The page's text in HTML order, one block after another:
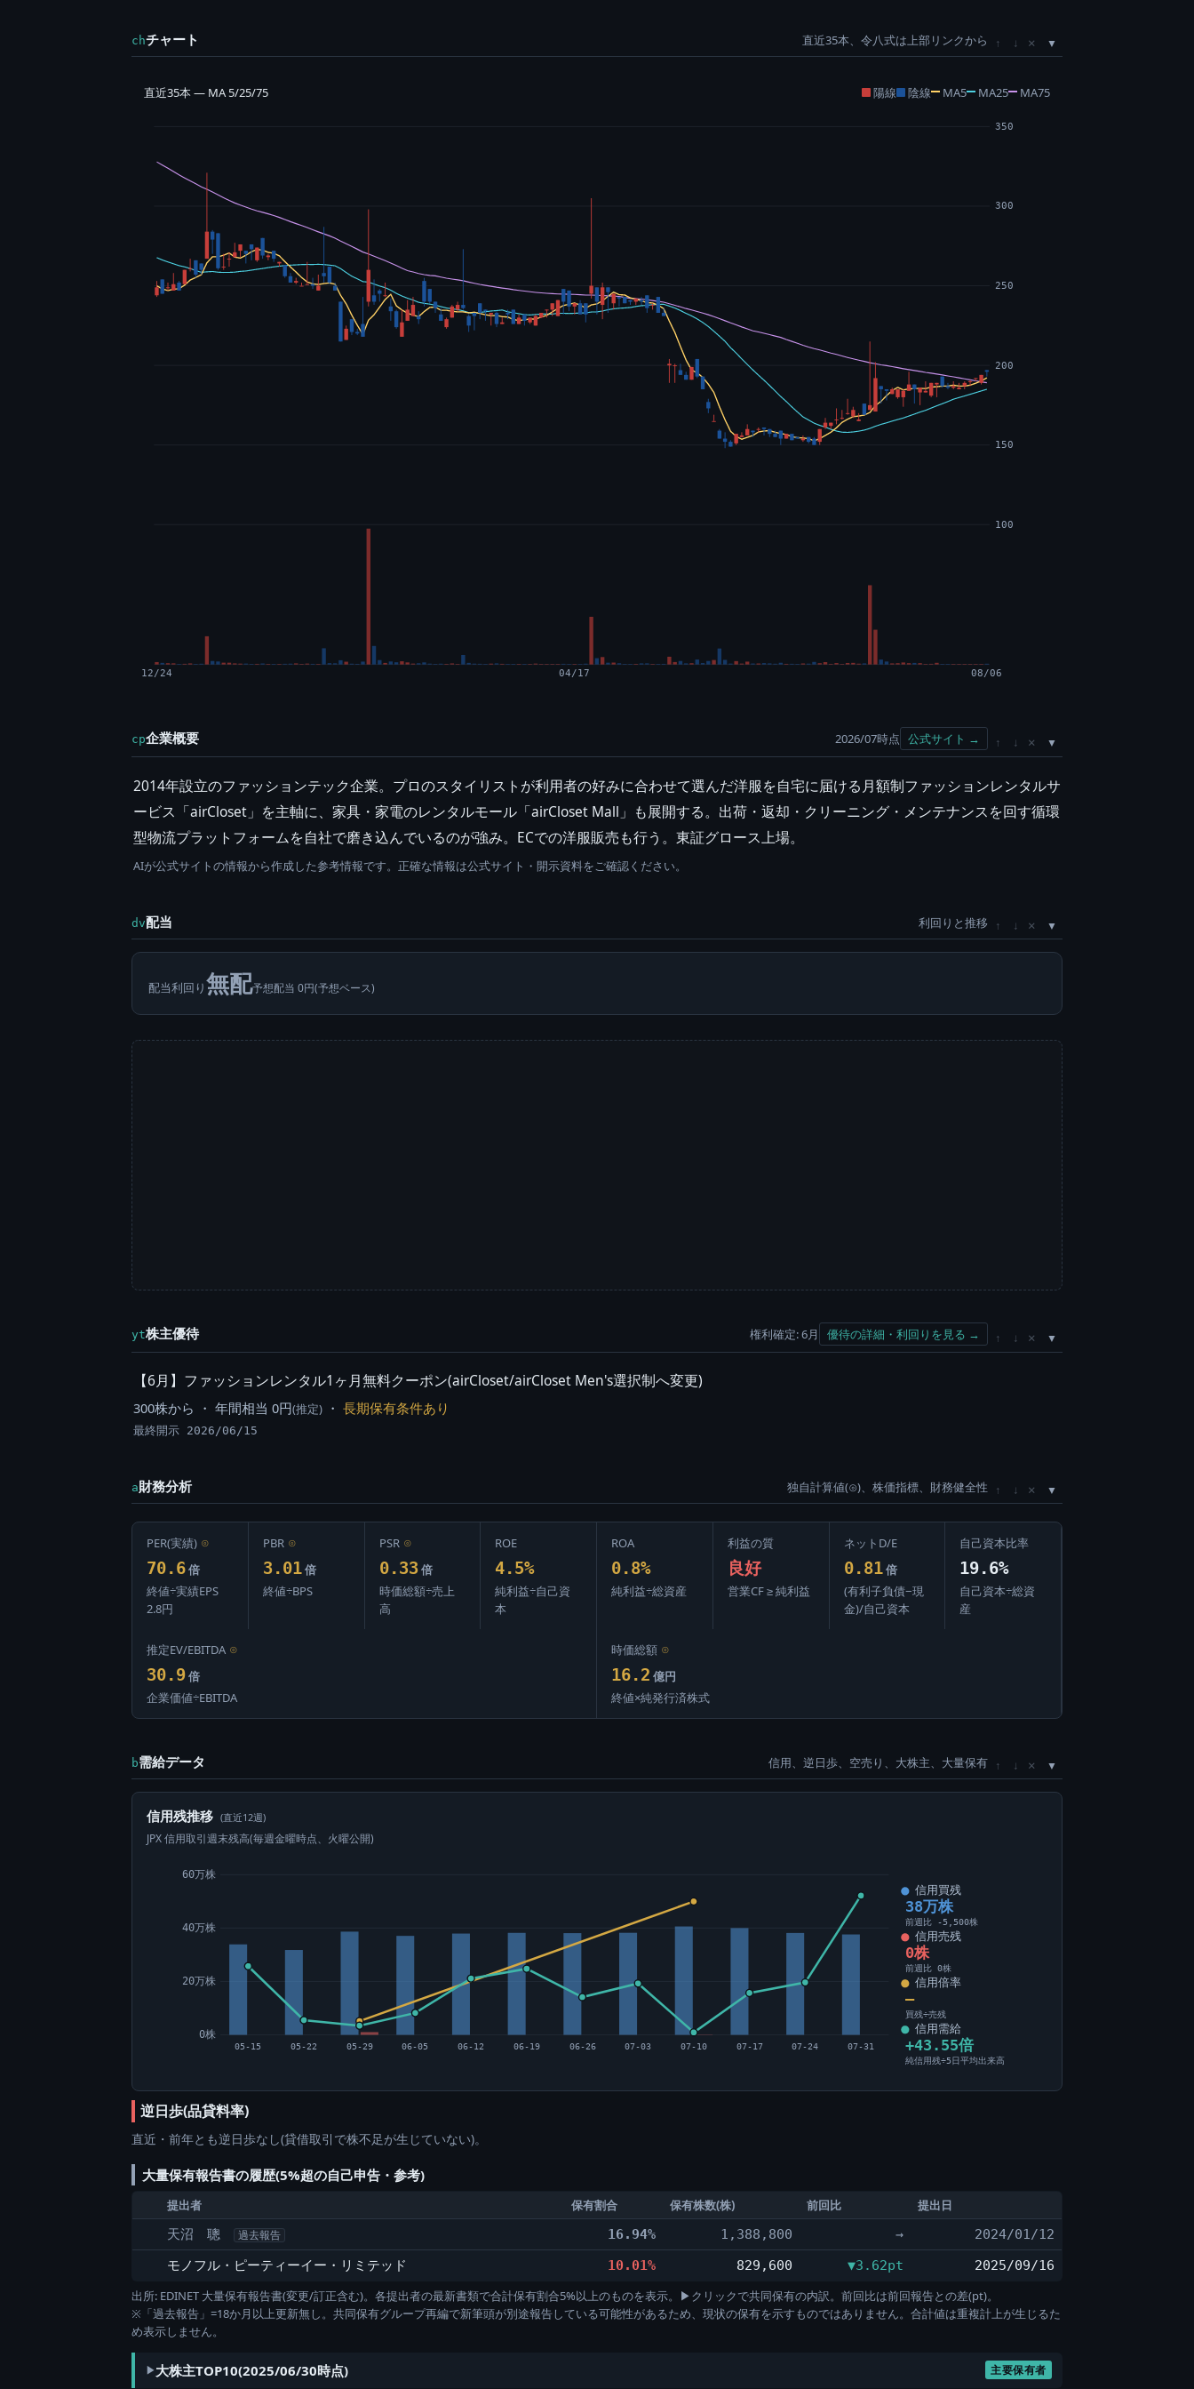
chチャート 直近35本、令八式は上部リンクから ↑ ↓ ×
直近35本 — MA 5/25/75 陽線 陰線 MA5 MA25 MA75
100
150
200
250
300
350
12/24 04/17 08/06
cp企業概要 2026/07時点 公式サイト → ↑ ↓ ×
2014年設立のファッションテック企業。プロのスタイリストが利用者の好みに合わせて選んだ洋服を自宅に届ける月額制ファッションレンタルサ
ービス「airCloset」を主軸に、家具・家電のレンタルモール「airCloset Mall」も展開する。出荷・返却・クリーニング・メンテナンスを回す循環
型物流プラットフォームを自社で磨き込んでいるのが強み。ECでの洋服販売も行う。東証グロース上場。
AIが公式サイトの情報から作成した参考情報です。正確な情報は公式サイト・開示資料をご確認ください。
dv配当 利回りと推移 ↑ ↓ ×
配当利回り無配予想配当 0円(予想ベース)
yt株主優待 権利確定: 6月 優待の詳細・利回りを見る → ↑ ↓ ×
【6月】ファッションレンタル1ヶ月無料クーポン(airCloset/airCloset Men's選択制へ変更)
300株から ・ 年間相当 0円(推定) ・ 長期保有条件あり
最終開示 2026/06/15
a財務分析 独自計算値(⊙)、株価指標、財務健全性 ↑ ↓ ×
PER(実績) ⊙
70.6 倍
終値÷実績EPS
2.8円
PBR ⊙
3.01 倍
終値÷BPS
PSR ⊙
0.33 倍
時価総額÷売上
高
ROE
4.5%
純利益÷自己資
本
ROA
0.8%
純利益÷総資産
利益の質
良好
営業CF ≥ 純利益
ネットD/E
0.81 倍
(有利子負債−現
金)/自己資本
自己資本比率
19.6%
自己資本÷総資
産
推定EV/EBITDA ⊙
30.9 倍
企業価値÷EBITDA
時価総額 ⊙
16.2 億円
終値×純発行済株式
b需給データ 信用、逆日歩、空売り、大株主、大量保有 ↑ ↓ ×
信用残推移 (直近12週)
JPX 信用取引週末残高(毎週金曜時点、火曜公開)
0株
20万株
40万株
60万株
05-15 05-22 05-29 06-05 06-12 06-19 06-26 07-03 07-10 07-17 07-24 07-31
信用買残
38万株
前週比 -5,500株
信用売残
0株
前週比 0株
信用倍率
―
買残÷売残
信用需給
+43.55倍
純信用残÷5日平均出来高
逆日歩(品貸料率)
直近・前年とも逆日歩なし(貸借取引で株不足が生じていない)。
大量保有報告書の履歴(5%超の自己申告・参考)
提出者 保有割合 保有株数(株) 前回比
提出日
天沼 聰
過去報告 16.94% 1,388,800 →
2024/01/12
モノフル・ピーティーイー・リミテッド
10.01% 829,600 ▼3.62pt
2025/09/16
出所: EDINET 大量保有報告書(変更/訂正含む)。各提出者の最新書類で合計保有割合5%以上のものを表示。▶クリックで共同保有の内訳。前回比は前回報告との差(pt)。
※「過去報告」=18か月以上更新無し。共同保有グループ再編で新筆頭が別途報告している可能性があるため、現状の保有を示すものではありません。合計値は重複計上が生じるた
め表示しません。
大株主TOP10(2025/06/30時点) 主要保有者